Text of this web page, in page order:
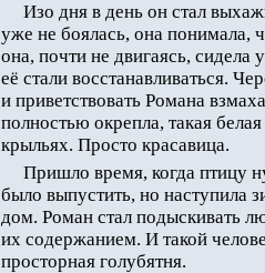
Изо дня в день он стал
уже не боялась, она понимала,
она, почти не двигаясь,
её стали восстанавливаться.
и приветствовать Романа
полностью окрепла, такая
крыльях. Просто красавица.
Пришло время, когда птицу
было выпустить, но наступила
дом. Роман стал подыскивать
их содержанием. И такой
просторная голубятня.